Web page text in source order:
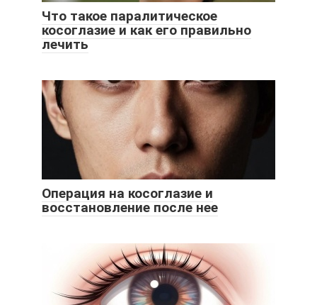
Что такое паралитическое
косоглазие и как его правильно
лечить
Операция на косоглазие и
восстановление после нее